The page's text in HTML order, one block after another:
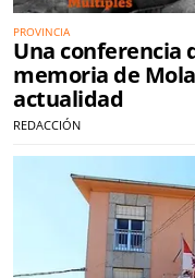
PROVINCIA
Una conferencia
memoria de
actualidad
REDACCIÓN